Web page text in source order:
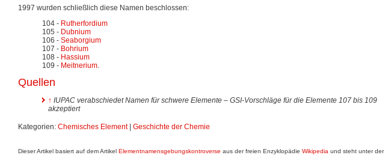
1997 wurden schließlich diese Namen beschlossen:
104 - Rutherfordium
105 - Dubnium
106 - Seaborgium
107 - Bohrium
108 - Hassium
109 - Meitnerium.
Quellen
↑ IUPAC verabschiedet Namen für schwere Elemente – GSI-Vorschläge für die Elemente 107 bis 109
akzeptiert
Kategorien: Chemisches Element| Geschichte der Chemie
Dieser Artikel basiert auf dem Artikel Elementnamensgebungskontroverse aus der freien Enzyklopädie Wikipedia und steht unter der